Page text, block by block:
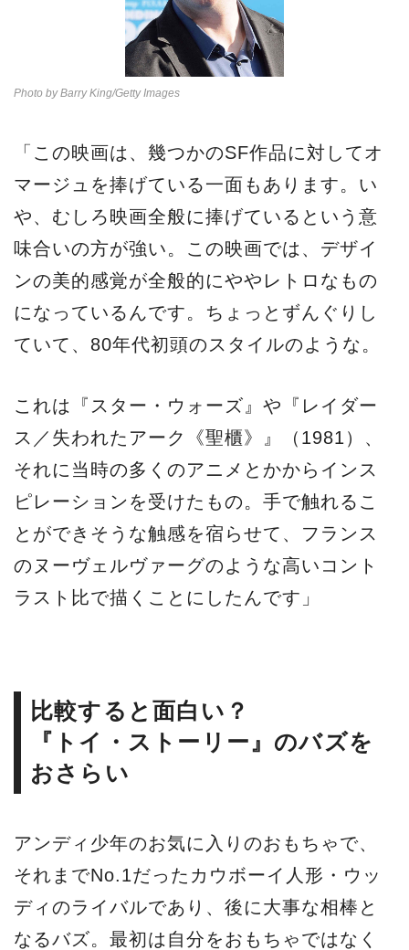
Photo by Barry King/Getty Images
「この映画は、幾つかのSF作品に対してオ
マージュを捧げている一面もあります。い
や、むしろ映画全般に捧げているという意
味合いの方が強い。この映画では、デザイ
ンの美的感覚が全般的にややレトロなもの
になっているんです。ちょっとずんぐりし
ていて、80年代初頭のスタイルのような。
これは『スター・ウォーズ』や『レイダー
ス／失われたアーク《聖櫃》』（1981）、
それに当時の多くのアニメとかからインス
ピレーションを受けたもの。手で触れるこ
とができそうな触感を宿らせて、フランス
のヌーヴェルヴァーグのような高いコント
ラスト比で描くことにしたんです」
比較すると面白い？
『トイ・ストーリー』のバズを
おさらい
アンディ少年のお気に入りのおもちゃで、
それまでNo.1だったカウボーイ人形・ウッ
ディのライバルであり、後に大事な相棒と
なるバズ。最初は自分をおもちゃではなく